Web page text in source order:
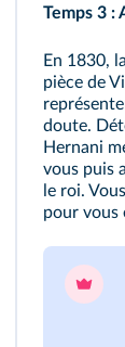
Temps 3 :
En 1830,
pièce de
doute.
Hernani
vous puis
le roi.
pour vous